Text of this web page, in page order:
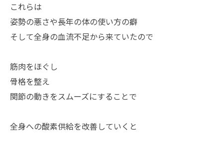
これらは
姿勢の悪さや長年の体の使い方の癖
そして全身の血流不足から来ていたので
筋肉をほぐし
骨格を整え
関節の動きをスムーズにすることで
全身への酸素供給を改善していくと